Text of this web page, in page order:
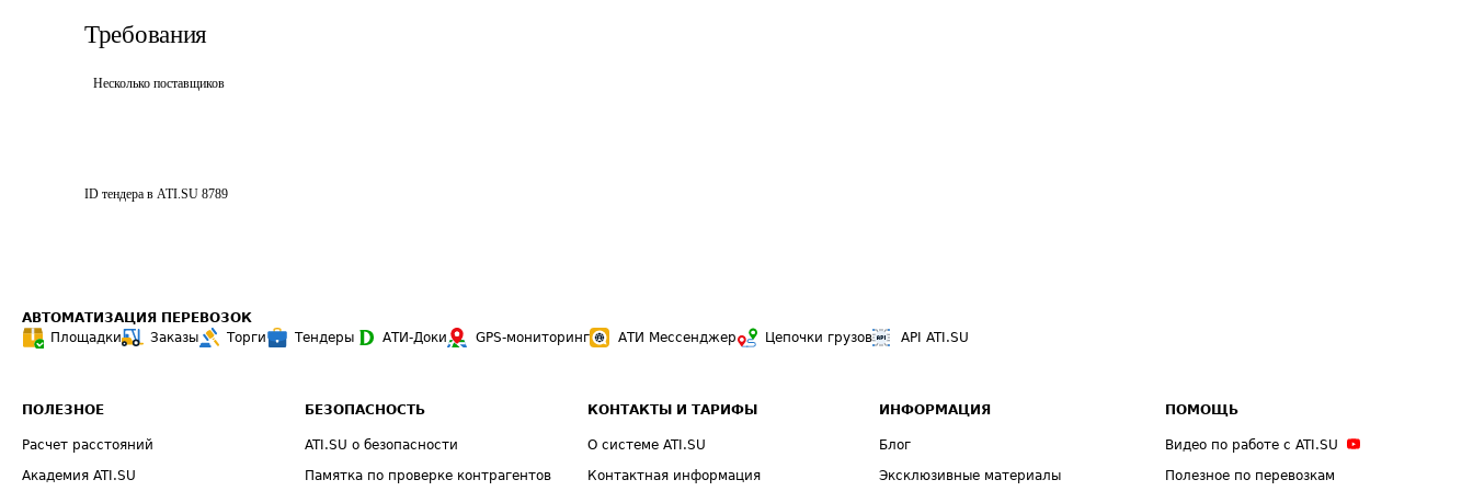
Требования
Несколько поставщиков
ID тендера в ATI.SU 8789
АВТОМАТИЗАЦИЯ ПЕРЕВОЗОК
Площадки
Заказы Торги Тендеры АТИ-Доки GPS-мониторинг АТИ Мессенджер Цепочки грузов API ATI.SU
ПОЛЕЗНОЕ
Расчет расстояний
Академия ATI.SU
БЕЗОПАСНОСТЬ
ATI.SU о безопасности
Памятка по проверке контрагентов
КОНТАКТЫ И ТАРИФЫ
О системе ATI.SU
Контактная информация
ИНФОРМАЦИЯ
Блог
Эксклюзивные материалы
ПОМОЩЬ
Видео по работе с ATI.SU
Полезное по перевозкам